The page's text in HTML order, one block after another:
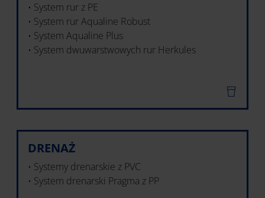
• System rur z PE
• System rur Aqualine Robust
• System Aqualine Plus
• System dwuwarstwowych rur Herkules
DRENAŻ
• Systemy drenarskie z PVC
• System drenarski Pragma z PP